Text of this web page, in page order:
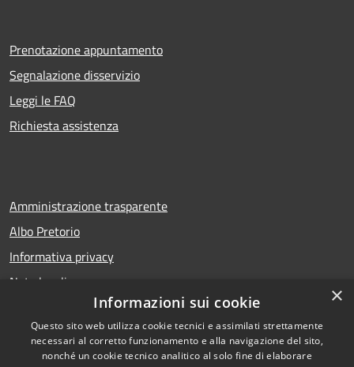
Prenotazione appuntamento
Segnalazione disservizio
Leggi le FAQ
Richiesta assistenza
Amministrazione trasparente
Albo Pretorio
Informativa privacy
Note legali
Dichiarazione di accessibilità
×
Informazioni sui cookie
Questo sito web utilizza cookie tecnici e assimilati strettamente
necessari al corretto funzionamento e alla navigazione del sito,
nonché un cookie tecnico analitico al solo fine di elaborare